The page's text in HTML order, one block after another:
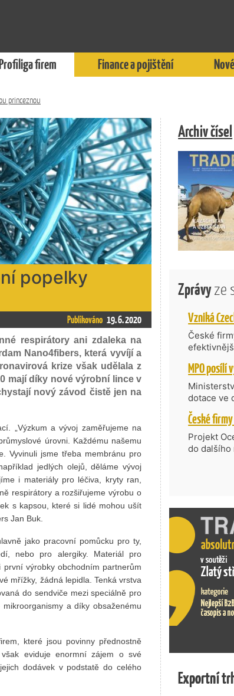
firem Finance a pojištění
princeznou
popelky
Publikováno 19. 6. 2020
respirátory ani zdaleka na
Nano4fibers, která vyvíjí a
krize však udělala z
mají díky nové výrobní lince v
nový závod čistě jen na
„Výzkum a vývoj zaměřujeme na
úrovni. Každému našemu
Vyvinuli jsme třeba membránu pro
jedlých olejů, děláme vývoj
i materiály pro léčiva, kryty ran,
respirátory a rozšiřujeme výrobu o
s kapsou, které si lidé mohou ušít
Jan Buk.
jako pracovní pomůcku pro ty,
nebo pro alergiky. Materiál pro
výrobky obchodním partnerům
mřížky, žádná lepidla. Tenká vrstva
do sendviče mezi speciálně pro
a díky obsaženému
které jsou povinny přednostně
eviduje enormní zájem o své
dodávek v podstatě do celého
Archiv čísel
Zprávyze
České
nabídne
zahraniční
dotace ve
Transfer,
Částkou
umělé
do
Projekt
do dalšího
prosazují
nejen
příběh.
Exportní
Exportní